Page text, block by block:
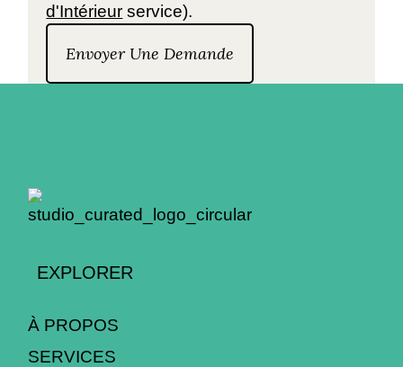
d'Intérieur service).
Envoyer Une Demande
EXPLORER
À PROPOS
SERVICES